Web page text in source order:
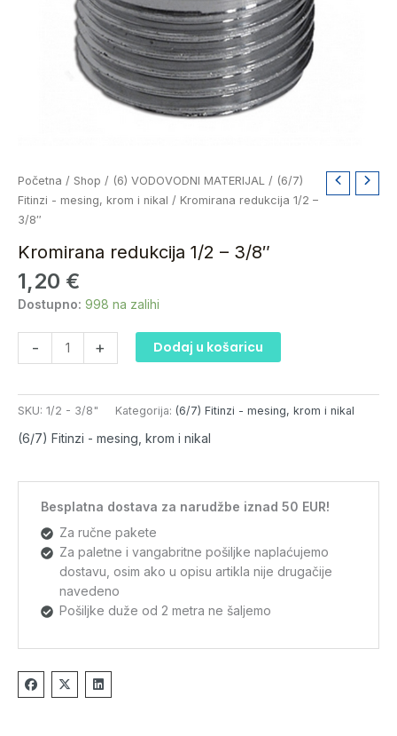
Početna / Shop / (6) VODOVODNI MATERIJAL / (6/7)
Fitinzi - mesing, krom i nikal / Kromirana redukcija 1/2 –
3/8″
Kromirana redukcija 1/2 – 3/8″
1,20 €
Dostupno: 998 na zalihi
-
Kromirana
redukcija
1/2
3/8"
količina
+ Dodaj u košaricu
SKU: 1/2 - 3/8" Kategorija: (6/7) Fitinzi - mesing, krom i nikal
(6/7) Fitinzi - mesing, krom i nikal
Besplatna dostava za narudžbe iznad 50 EUR!
Za ručne pakete
Za paletne i vangabritne pošiljke naplaćujemo
dostavu, osim ako u opisu artikla nije drugačije
navedeno
Pošiljke duže od 2 metra ne šaljemo